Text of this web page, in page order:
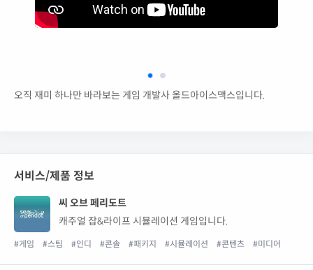
오직 재미 하나만 바라보는 게임 개발사 올드아이스맥스입니다.
서비스/제품 정보
씨 오브 페리도트
캐주얼 잡&라이프 시뮬레이션 게임입니다.
#게임 #스팀 #인디 #콘솔 #패키지 #시뮬레이션 #콘텐츠 #미디어